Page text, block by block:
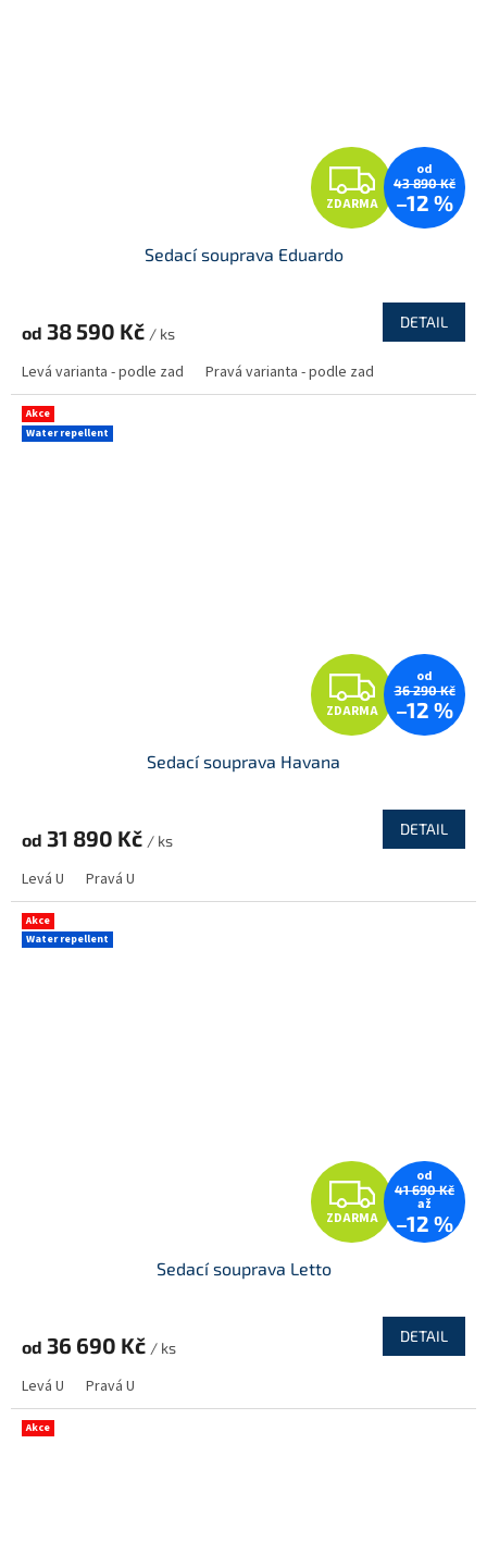
Z
D
R
A
ZDARMA
od
43 890 Kč
–12 %
Sedací souprava Eduardo
od 38 590 Kč / ks
DETAIL
Levá varianta - podle zad Pravá varianta - podle zad
Akce
Water repellent
Z
D
R
A
ZDARMA
od
36 290 Kč
–12 %
Sedací souprava Havana
od 31 890 Kč / ks
DETAIL
Levá U Pravá U
Akce
Water repellent
Z
D
R
A
ZDARMA
od
41 690 Kč
až
–12 %
Sedací souprava Letto
od 36 690 Kč / ks
DETAIL
Levá U Pravá U
Akce